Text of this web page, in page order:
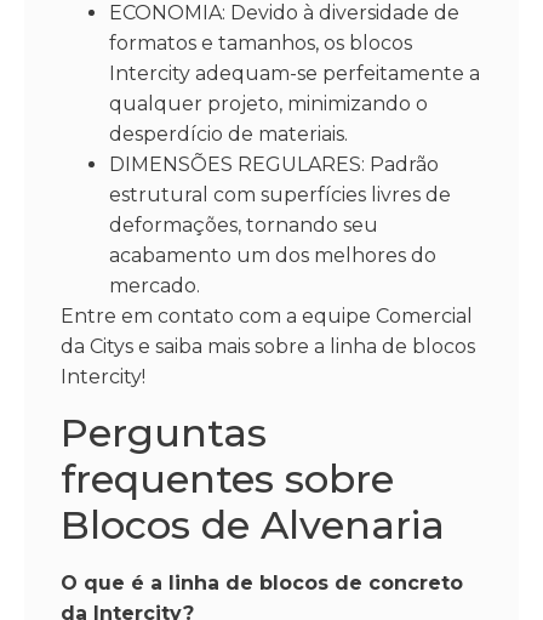
ECONOMIA: Devido à diversidade de
formatos e tamanhos, os blocos
Intercity adequam-se perfeitamente a
qualquer projeto, minimizando o
desperdício de materiais.
DIMENSÕES REGULARES: Padrão
estrutural com superfícies livres de
deformações, tornando seu
acabamento um dos melhores do
mercado.
Entre em contato com a equipe Comercial
da Citys e saiba mais sobre a linha de blocos
Intercity!
Perguntas
frequentes sobre
Blocos de Alvenaria
O que é a linha de blocos de concreto
da Intercity?